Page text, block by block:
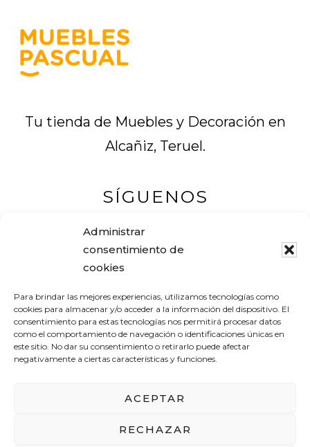
Administrar
consentimiento de
cookies
Para brindar las mejores experiencias, utilizamos tecnologías como
cookies para almacenar y/o acceder a la información del dispositivo. El
consentimiento para estas tecnologías nos permitirá procesar datos
como el comportamiento de navegación o identificaciones únicas en
este sitio. No dar su consentimiento o retirarlo puede afectar
negativamente a ciertas características y funciones.
ACEPTAR
RECHAZAR
Tu tienda de Muebles y Decoración en
Alcañiz, Teruel.
SÍGUENOS
Tel. +34 978 83 12 16
Avenida Aragón, 19
44600 ALCAÑIZ (Teruel) – España
POLÍTICA DE PRIVACIDAD